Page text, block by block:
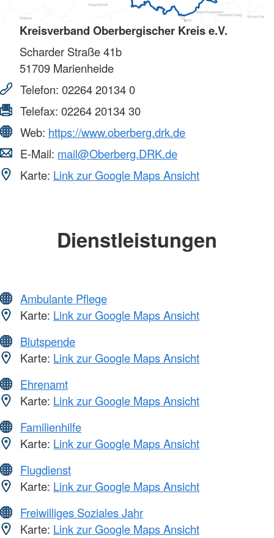
Kreisverband Oberbergischer Kreis e.V.
Scharder Straße 41b
51709 Marienheide
Telefon: 02264 20134 0
Telefax: 02264 20134 30
Web: https://www.oberberg.drk.de
E-Mail: mail@Oberberg.DRK.de
Karte: Link zur Google Maps Ansicht
Dienstleistungen
Ambulante Pflege
Karte: Link zur Google Maps Ansicht
Blutspende
Karte: Link zur Google Maps Ansicht
Ehrenamt
Karte: Link zur Google Maps Ansicht
Familienhilfe
Karte: Link zur Google Maps Ansicht
Flugdienst
Karte: Link zur Google Maps Ansicht
Freiwilliges Soziales Jahr
Karte: Link zur Google Maps Ansicht